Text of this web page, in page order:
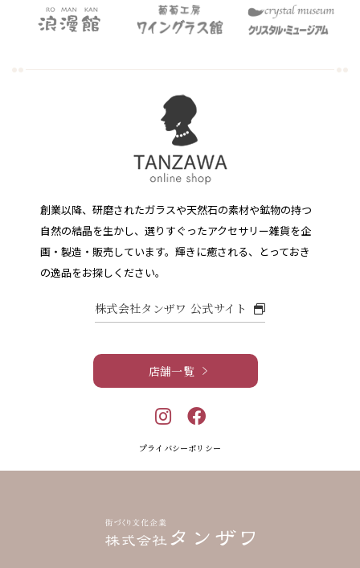
創業以降、研磨されたガラスや天然石の素材や鉱物の持つ
自然の結晶を生かし、選りすぐったアクセサリー雑貨を企
画・製造・販売しています。 輝きに癒される、とっておき
の逸品をお探しください。
株式会社タンザワ 公式サイト
店舗一覧
プライバシーポリシー